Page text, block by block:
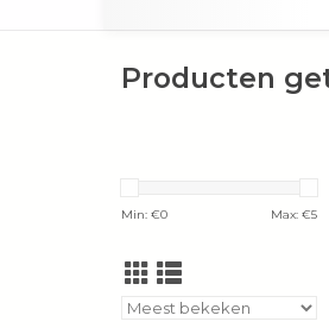
Producten
Min: €0 Max: €5